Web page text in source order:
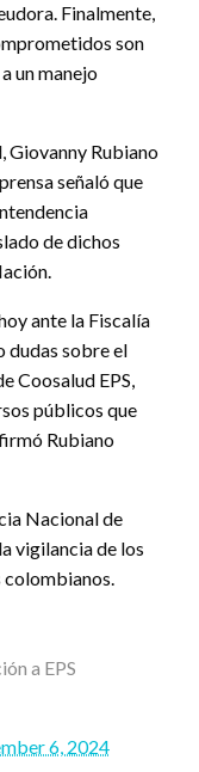
Finalmente,
son
un manejo
Giovanny Rubiano
señaló que
de dichos
ante la Fiscalía
dudas sobre el
Coosalud EPS,
públicos que
Rubiano
Nacional de
vigilancia de los
colombianos.
a EPS
6, 2024